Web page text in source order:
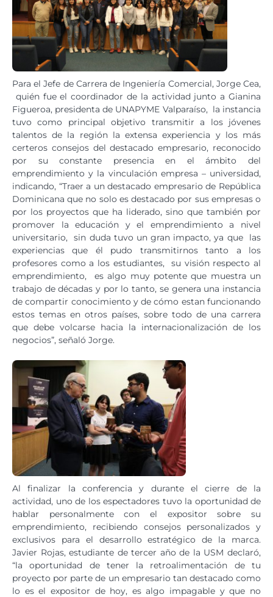
Para el Jefe de Carrera de Ingeniería Comercial, Jorge Cea,
quién fue el coordinador de la actividad junto a Gianina
Figueroa, presidenta de UNAPYME Valparaíso, la instancia
tuvo como principal objetivo transmitir a los jóvenes
talentos de la región la extensa experiencia y los más
certeros consejos del destacado empresario, reconocido
por su constante presencia en el ámbito del
emprendimiento y la vinculación empresa – universidad,
indicando, “Traer a un destacado empresario de República
Dominicana que no solo es destacado por sus empresas o
por los proyectos que ha liderado, sino que también por
promover la educación y el emprendimiento a nivel
universitario, sin duda tuvo un gran impacto, ya que las
experiencias que él pudo transmitirnos tanto a los
profesores como a los estudiantes, su visión respecto al
emprendimiento, es algo muy potente que muestra un
trabajo de décadas y por lo tanto, se genera una instancia
de compartir conocimiento y de cómo estan funcionando
estos temas en otros países, sobre todo de una carrera
que debe volcarse hacia la internacionalización de los
negocios”, señaló Jorge.
Al finalizar la conferencia y durante el cierre de la
actividad, uno de los espectadores tuvo la oportunidad de
hablar personalmente con el expositor sobre su
emprendimiento, recibiendo consejos personalizados y
exclusivos para el desarrollo estratégico de la marca.
Javier Rojas, estudiante de tercer año de la USM declaró,
“la oportunidad de tener la retroalimentación de tu
proyecto por parte de un empresario tan destacado como
lo es el expositor de hoy, es algo impagable y que no